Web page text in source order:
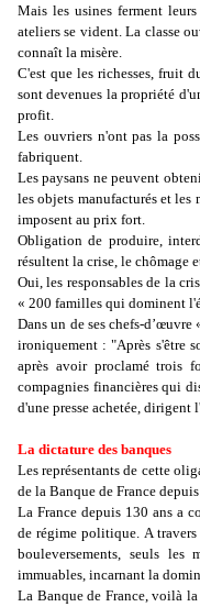
Mais les usines ferment
ateliers se vident. La classe
connaît la misère.
C'est que les richesses, fruit
sont devenues la propriété
profit.
Les ouvriers n'ont pas la
fabriquent.
Les paysans ne peuvent
les objets manufacturés et les
imposent au prix fort.
Obligation de produire,
résultent la crise, le chômage
Oui, les responsables de la
« 200 familles qui dominent
Dans un de ses chefs-
ironiquement : "Après s'être
après avoir proclamé trois
compagnies financières qui
d'une presse achetée, dirigent
La dictature des banques
Les représentants de cette
de la Banque de France
La France depuis 130 ans a
de régime politique. A travers
bouleversements, seuls les
immuables, incarnant la
La Banque de France, voilà